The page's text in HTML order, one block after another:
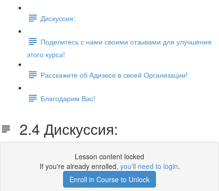
Дискуссия:
Поделитесь с нами своими отзывами для улучшения
этого курса!
Расскажите об Адизесе в своей Организации!
Благодарим Вас!
2.4 Дискуссия:
Lesson content locked
If you're already enrolled, you'll need to login.
Enroll in Course to Unlock